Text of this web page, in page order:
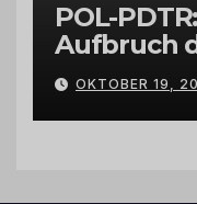
POL-
Aufbruch
OKTOBER 19,